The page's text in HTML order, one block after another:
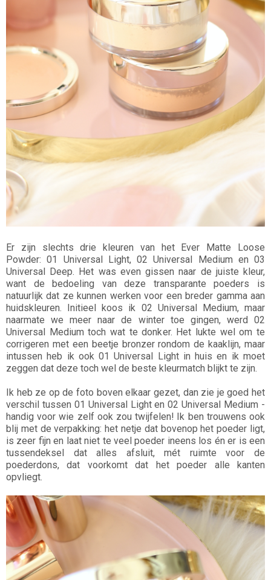
Er zijn slechts drie kleuren van het Ever Matte Loose
Powder: 01 Universal Light, 02 Universal Medium en 03
Universal Deep. Het was even gissen naar de juiste kleur,
want de bedoeling van deze transparante poeders is
natuurlijk dat ze kunnen werken voor een breder gamma aan
huidskleuren. Initieel koos ik 02 Universal Medium, maar
naarmate we meer naar de winter toe gingen, werd 02
Universal Medium toch wat te donker. Het lukte wel om te
corrigeren met een beetje bronzer rondom de kaaklijn, maar
intussen heb ik ook 01 Universal Light in huis en ik moet
zeggen dat deze toch wel de beste kleurmatch blijkt te zijn.
Ik heb ze op de foto boven elkaar gezet, dan zie je goed het
verschil tussen 01 Universal Light en 02 Universal Medium -
handig voor wie zelf ook zou twijfelen! Ik ben trouwens ook
blij met de verpakking: het netje dat bovenop het poeder ligt,
is zeer fijn en laat niet te veel poeder ineens los én er is een
tussendeksel dat alles afsluit, mét ruimte voor de
poederdons, dat voorkomt dat het poeder alle kanten
opvliegt.